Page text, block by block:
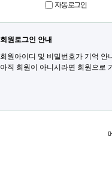
자동로그인
회원로그인 안내
회원아이디 및 비밀번호가 기억 안
아직 회원이 아니시라면 회원으로